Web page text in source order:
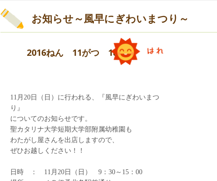
「これ貸してあげる。」「ありがとう。」
「やっほーーー！」「やっほーーー！」
お知らせ～風早にぎわいまつり～
2016ねん 11がつ 18にち
11月20日（日）に行われる、『風早にぎわいまつ
り』
についてのお知らせです。
聖カタリナ大学短期大学部附属幼稚園も
わたがし屋さんを出店しますので、
ぜひお越しください！！
日時 ： 11月20日（日） 9：30～15：00